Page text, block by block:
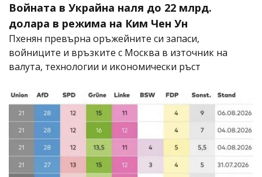
Войната в Украйна наля до 22 млрд.
долара в режима на Ким Чен Ун
Пхенян превърна оръжейните си запаси,
войниците и връзките с Москва в източник на
валута, технологии и икономически ръст